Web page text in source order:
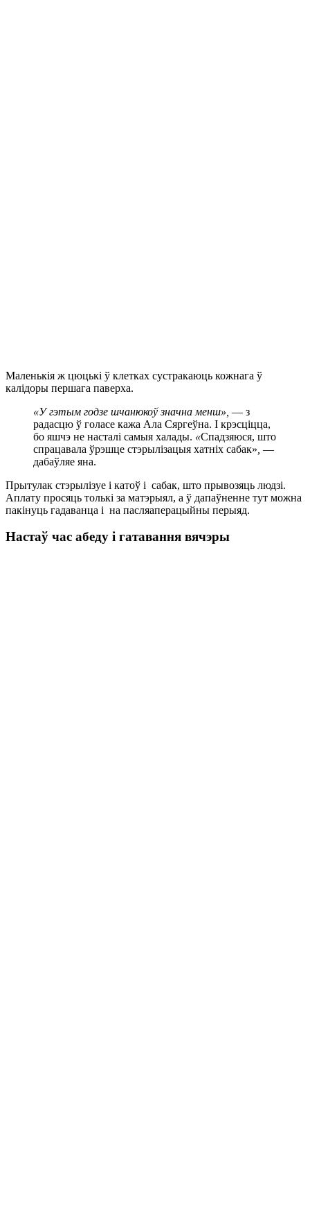
Маленькія ж цюцькі ў клетках сустракаюць кожнага ў
калідоры першага паверха.
«У гэтым годзе шчанюкоў значна менш», — з
радасцю ў голасе кажа Ала Сяргеўна. І крэсціцца,
бо яшчэ не насталі самыя халады. «Спадзяюся, што
спрацавала ўрэшце стэрылізацыя хатніх сабак» —
дабаўляе яна.
Прытулак стэрылізуе і катоў і сабак, што прывозяць людзі.
Аплату просяць толькі за матэрыял, а ў дапаўненне тут можна
пакінуць гадаванца і на пасляаперацыйны перыяд.
Настаў час абеду і гатавання вячэры